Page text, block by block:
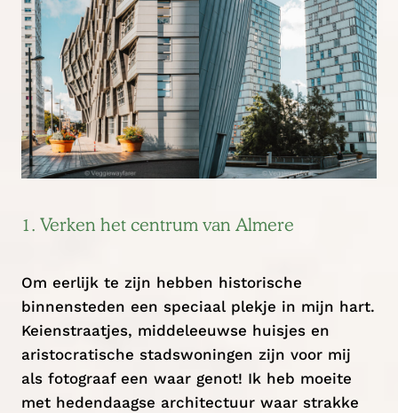
1. Verken het centrum van Almere
Om eerlijk te zijn hebben historische
binnensteden een speciaal plekje in mijn hart.
Keienstraatjes, middeleeuwse huisjes en
aristocratische stadswoningen zijn voor mij
als fotograaf een waar genot! Ik heb moeite
met hedendaagse architectuur waar strakke